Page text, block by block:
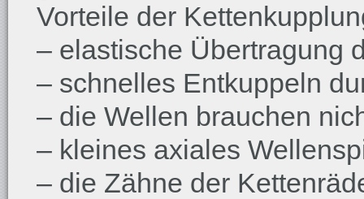
Vorteile der
– elastische Übertragung
– schnelles Entkuppeln
– die Wellen brauchen
– kleines axiales
– die Zähne der